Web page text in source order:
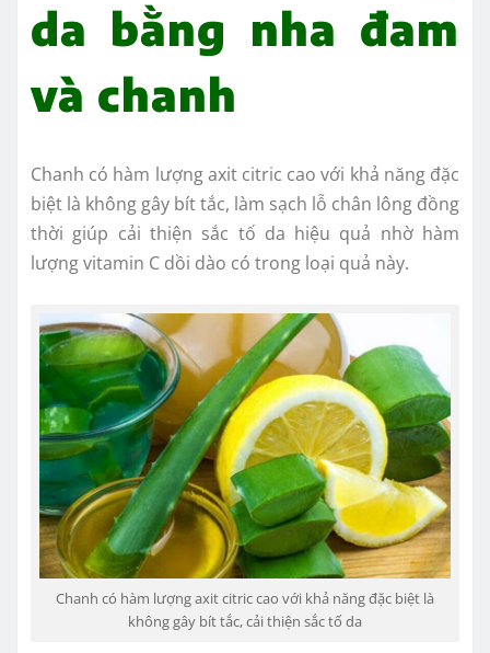
da bằng nha đam
và chanh
Chanh có hàm lượng axit citric cao với khả năng đặc
biệt là không gây bít tắc, làm sạch lỗ chân lông đồng
thời giúp cải thiện sắc tố da hiệu quả nhờ hàm
lượng vitamin C dồi dào có trong loại quả này.
Chanh có hàm lượng axit citric cao với khả năng đặc biệt là
không gây bít tắc, cải thiện sắc tố da